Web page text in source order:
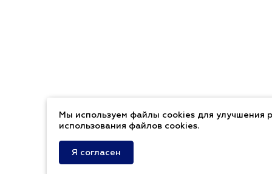
Мы используем файлы cookies для улучшения
использования файлов cookies.
Я согласен